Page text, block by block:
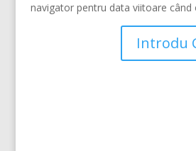
navigator pentru data viitoare când